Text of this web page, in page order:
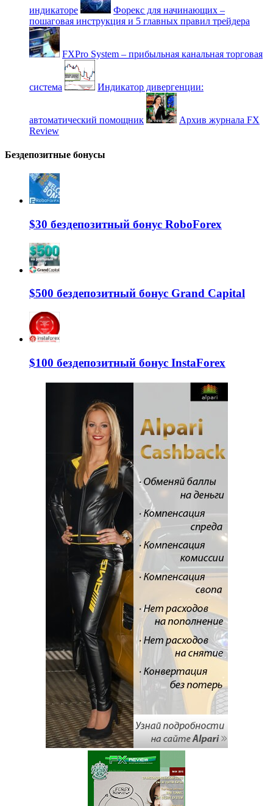
индикаторе
Форекс для начинающих –
пошаговая инструкция и 5 главных правил трейдера
FXPro System – прибыльная канальная торговая
система Индикатор дивергенции:
автоматический помощник
Архив журнала FX
Review
Бездепозитные бонусы
$30 бездепозитный бонус RoboForex
$500 бездепозитный бонус Grand Capital
$100 бездепозитный бонус InstaForex